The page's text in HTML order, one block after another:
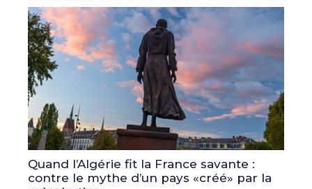
Quand l’Algérie fit la France savante :
contre le mythe d’un pays «créé» par la